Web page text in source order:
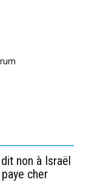
non à Israël
cher